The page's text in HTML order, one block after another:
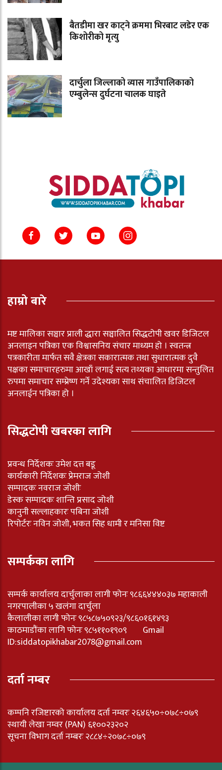
बैतडीमा खर काट्ने क्रममा भिरबाट लडेर एक
किशोरीको मृत्यु
दार्चुला जिल्लाको व्यास गाउँपालिकाको
एम्बुलेन्स दुर्घटना चालक घाइते
हाम्रो बारे
मष्ट मालिका सञ्चार प्राली द्धारा सञ्चालित सिद्धटोपी खवर डिजिटल
अनलाइन पत्रिका एक विश्वासनिय संचार माध्यम हो । स्वतन्त्र
पत्रकारीता मार्फत सवै क्षेत्रका सकारात्मक तथा सुधारात्मक दुवै
पक्षका समाचारहरुमा आखाँ लगाई सत्य तथ्यका आधारमा सन्तुलित
रुपमा समाचार सम्प्रेष्ण गर्ने उदेश्यका साथ संचालित डिजिटल
अनलाईन पत्रिका हो ।
सिद्धटोपी खबरका लागि
प्रवन्ध निर्देशकः उमेश दत्त बडू
कार्यकारी निर्देशकः प्रेमराज जोशी
सम्पादकः नवराज जोशीः
डेस्क सम्पादकः शान्ति प्रसाद जोशी
कानुनी सल्लाहकारः पबिना जोशी
रिपोर्टरः नविन जोशी, भकत सिह धामी र मनिसा विष्ट
सम्पर्कका लागि
सम्पर्क कार्यालय दार्चुलाका लागी फोनः ९८६६४४४०३७ महाकाली
नगरपालीका ५ खलंगा दार्चुला
कैलालीका लागी फोनः ९८५८७५०९२३/९८६०१६१४९३
काठमाडौंका लागि फोनः ९८५११०१९०९ Gmail
ID:siddatopikhabar2078@gmail.com
दर्ता नम्बर
कम्पनि रजिष्टारको कार्यालय दर्ता नम्वरः २६४६५०÷०७८÷०७९
स्थायी लेखा नम्वर (PAN) ६१००२३२०२
सूचना विभाग दर्ता नम्बरः २८८४÷२०७८÷०७९